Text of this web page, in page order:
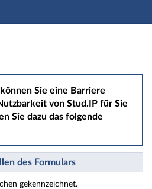
Sie eine Barriere
von Stud.IP für Sie
Sie dazu das folgende
des Formulars
gekennzeichnet.